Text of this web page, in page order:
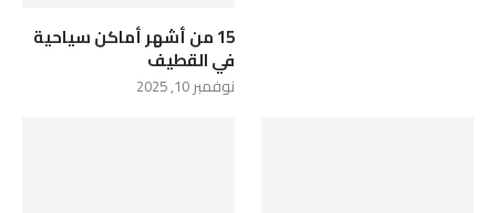
15 من أشهر أماكن سياحية
في القطيف
نوفمبر 10, 2025